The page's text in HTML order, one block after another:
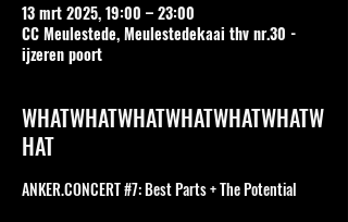
13 mrt 2025, 19:00 – 23:00
CC Meulestede, Meulestedekaai thv nr.30 -
ijzeren poort
WHATWHATWHATWHATWHATWHATW
HAT
ANKER.CONCERT #7: Best Parts + The Potential